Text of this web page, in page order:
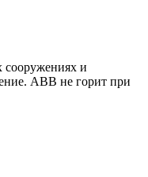
сооружениях и
АВВ не горит при